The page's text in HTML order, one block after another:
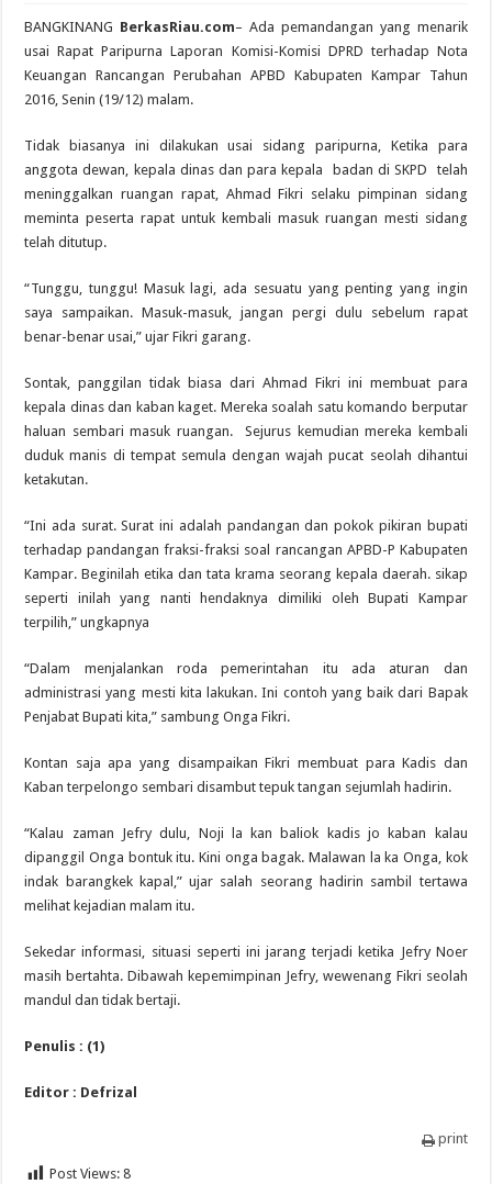
Lenser,
Ahmad
Fikri
Kembali
Bertaring
BANGKINANG BerkasRiau.com– Ada pemandangan yang menarik
usai Rapat Paripurna Laporan Komisi-Komisi DPRD terhadap Nota
Keuangan Rancangan Perubahan APBD Kabupaten Kampar Tahun
2016, Senin (19/12) malam.
Tidak biasanya ini dilakukan usai sidang paripurna, Ketika para
anggota dewan, kepala dinas dan para kepala badan di SKPD telah
meninggalkan ruangan rapat, Ahmad Fikri selaku pimpinan sidang
meminta peserta rapat untuk kembali masuk ruangan mesti sidang
telah ditutup.
“Tunggu, tunggu! Masuk lagi, ada sesuatu yang penting yang ingin
saya sampaikan. Masuk-masuk, jangan pergi dulu sebelum rapat
benar-benar usai,” ujar Fikri garang.
Sontak, panggilan tidak biasa dari Ahmad Fikri ini membuat para
kepala dinas dan kaban kaget. Mereka soalah satu komando berputar
haluan sembari masuk ruangan. Sejurus kemudian mereka kembali
duduk manis di tempat semula dengan wajah pucat seolah dihantui
ketakutan.
“Ini ada surat. Surat ini adalah pandangan dan pokok pikiran bupati
terhadap pandangan fraksi-fraksi soal rancangan APBD-P Kabupaten
Kampar. Beginilah etika dan tata krama seorang kepala daerah. sikap
seperti inilah yang nanti hendaknya dimiliki oleh Bupati Kampar
terpilih,” ungkapnya
“Dalam menjalankan roda pemerintahan itu ada aturan dan
administrasi yang mesti kita lakukan. Ini contoh yang baik dari Bapak
Penjabat Bupati kita,” sambung Onga Fikri.
Kontan saja apa yang disampaikan Fikri membuat para Kadis dan
Kaban terpelongo sembari disambut tepuk tangan sejumlah hadirin.
“Kalau zaman Jefry dulu, Noji la kan baliok kadis jo kaban kalau
dipanggil Onga bontuk itu. Kini onga bagak. Malawan la ka Onga, kok
indak barangkek kapal,” ujar salah seorang hadirin sambil tertawa
melihat kejadian malam itu.
Sekedar informasi, situasi seperti ini jarang terjadi ketika Jefry Noer
masih bertahta. Dibawah kepemimpinan Jefry, wewenang Fikri seolah
mandul dan tidak bertaji.
Penulis : (1)
Editor : Defrizal
print
Post Views: 8